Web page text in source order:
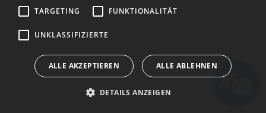
ESTONIAN
FINNISH
TARGETING FUNKTIONALITÄT
UNKLASSIFIZIERTE
ALLE AKZEPTIEREN ALLE ABLEHNEN
DETAILS ANZEIGEN